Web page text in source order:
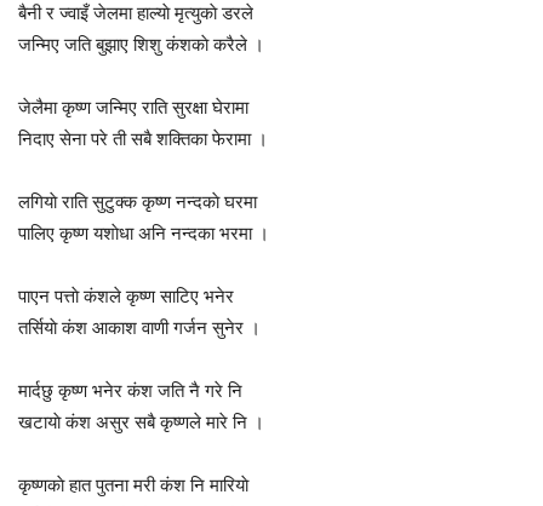
बैनी र ज्वाइँ जेलमा हाल्याे मृत्युकाे डरले
जन्मिए जति बुझाए शिशु कंशकाे करैले ।
जेलैमा कृष्ण जन्मिए राति सुरक्षा घेरामा
निदाए सेना परे ती सबै शक्तिका फेरामा ।
लगियाे राति सुटुक्क कृष्ण नन्दकाे घरमा
पालिए कृष्ण यशाेधा अनि नन्दका भरमा ।
पाएन पत्ताे कंशले कृष्ण साटिए भनेर
तर्सियाे कंश आकाश वाणी गर्जन सुनेर ।
मार्दछु कृष्ण भनेर कंश जति नै गरे नि
खटायाे कंश असुर सबै कृष्णले मारे नि ।
कृष्णकाे हात पुतना मरी कंश नि मारियाे